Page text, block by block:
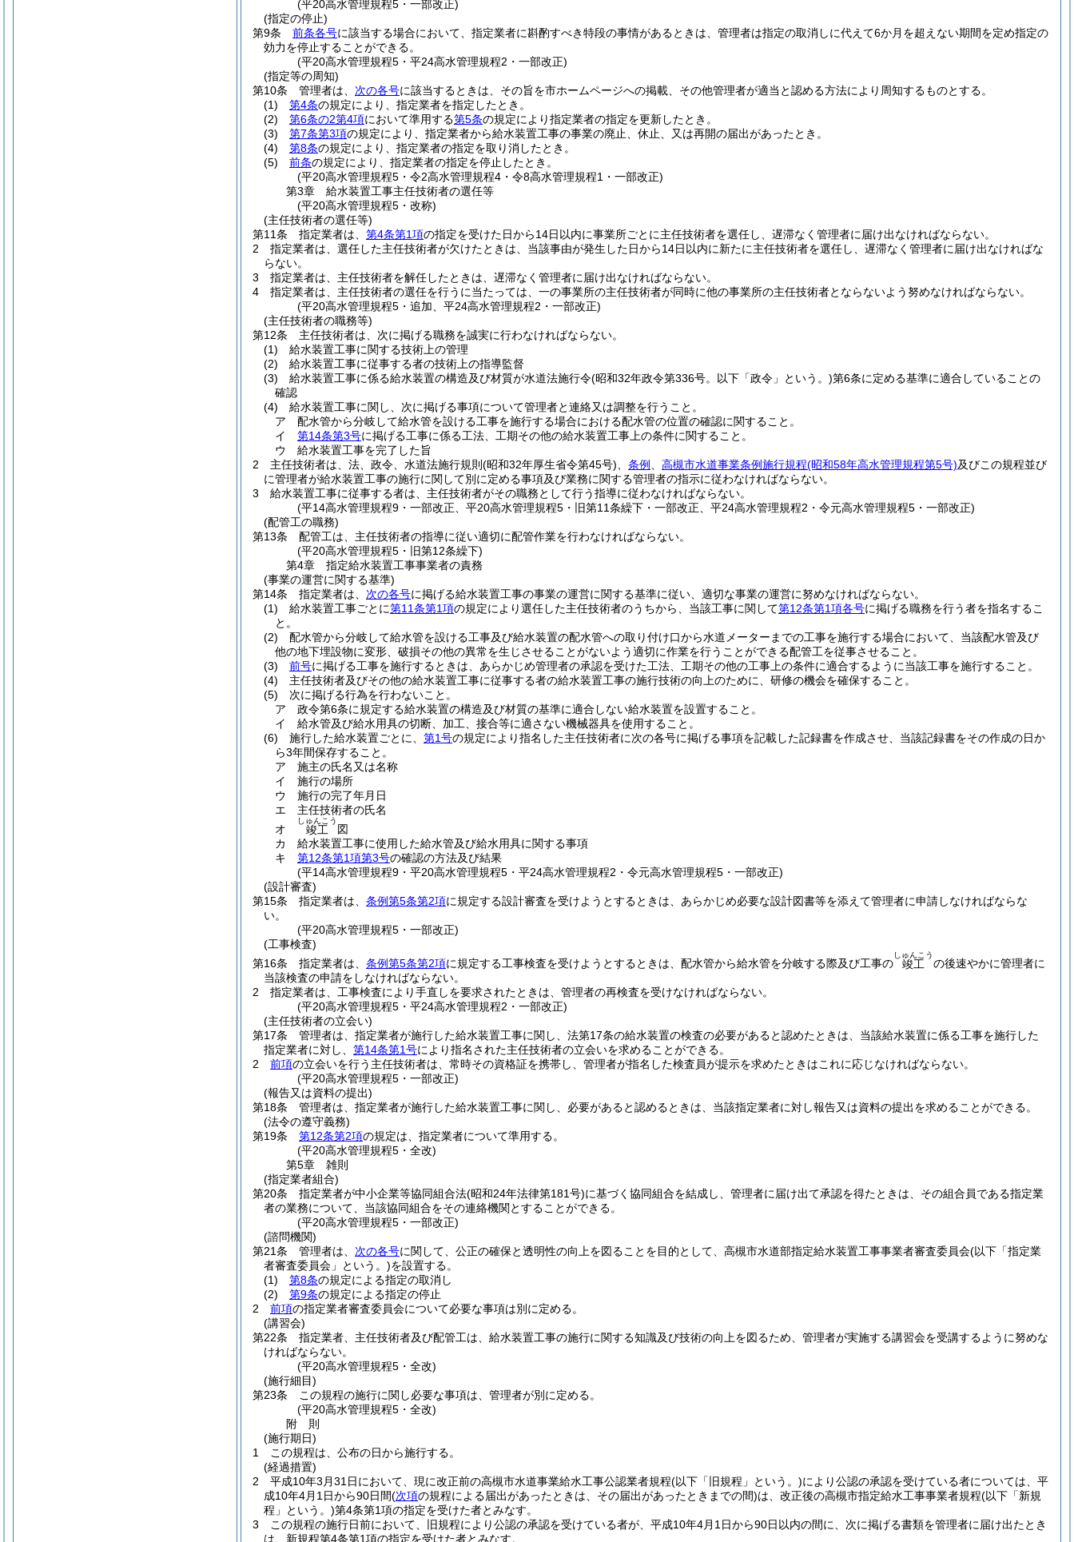
(平20高水管理規程5・一部改正)
(指定の停止)
第9条
前条各号に該当する場合において、指定業者に斟酌すべき特段の事情があるときは、管理者は指定の取消しに代えて6か月を超えない期間を定め指定の
効力を停止することができる。
(平20高水管理規程5・平24高水管理規程2・一部改正)
(指定等の周知)
第10条
管理者は、 次の各号に該当するときは、その旨を市ホームページへの掲載、その他管理者が適当と認める方法により周知するものとする。
(1)
第4条の規定により、指定業者を指定したとき。
(2)
第6条の2第4項において準用する第5条の規定により指定業者の指定を更新したとき。
(3)
第7条第3項の規定により、指定業者から給水装置工事の事業の廃止、休止、又は再開の届出があったとき。
(4)
第8条の規定により、指定業者の指定を取り消したとき。
(5)
前条の規定により、指定業者の指定を停止したとき。
(平20高水管理規程5・令2高水管理規程4・令8高水管理規程1・一部改正)
第3章
給水装置工事主任技術者の選任等
(平20高水管理規程5・改称)
(主任技術者の選任等)
第11条
指定業者は、 第4条第1項の指定を受けた日から14日以内に事業所ごとに主任技術者を選任し、遅滞なく管理者に届け出なければならない。
2
指定業者は、選任した主任技術者が欠けたときは、当該事由が発生した日から14日以内に新たに主任技術者を選任し、遅滞なく管理者に届け出なければな
らない。
3
指定業者は、主任技術者を解任したときは、遅滞なく管理者に届け出なければならない。
4
指定業者は、主任技術者の選任を行うに当たっては、一の事業所の主任技術者が同時に他の事業所の主任技術者とならないよう努めなければならない。
(平20高水管理規程5・追加、平24高水管理規程2・一部改正)
(主任技術者の職務等)
第12条
主任技術者は、次に掲げる職務を誠実に行わなければならない。
(1)
給水装置工事に関する技術上の管理
(2)
給水装置工事に従事する者の技術上の指導監督
(3)
給水装置工事に係る給水装置の構造及び材質が水道法施行令(昭和32年政令第336号。以下「政令」という。)第6条に定める基準に適合していることの
確認
(4)
給水装置工事に関し、次に掲げる事項について管理者と連絡又は調整を行うこと。
ア
配水管から分岐して給水管を設ける工事を施行する場合における配水管の位置の確認に関すること。
イ
第14条第3号に掲げる工事に係る工法、工期その他の給水装置工事上の条件に関すること。
ウ
給水装置工事を完了した旨
2
主任技術者は、法、政令、水道法施行規則 (昭和32年厚生省令第45号) 条例 高槻市水道事業条例施行規程(昭和58年高水管理規程第5号)及びこの規程並び
に管理者が給水装置工事の施行に関して別に定める事項及び業務に関する管理者の指示に従わなければならない。
3
給水装置工事に従事する者は、主任技術者がその職務として行う指導に従わなければならない。
(平14高水管理規程9・一部改正、平20高水管理規程5・旧第11条繰下・一部改正、平24高水管理規程2・令元高水管理規程5・一部改正)
(配管工の職務)
第13条
配管工は、主任技術者の指導に従い適切に配管作業を行わなければならない。
(平20高水管理規程5・旧第12条繰下)
第4章
指定給水装置工事事業者の責務
(事業の運営に関する基準)
第14条
指定業者は、 次の各号に掲げる給水装置工事の事業の運営に関する基準に従い、適切な事業の運営に努めなければならない。
(1)
給水装置工事ごとに第11条第1項の規定により選任した主任技術者のうちから、当該工事に関して第12条第1項各号に掲げる職務を行う者を指名するこ
と。
(2)
配水管から分岐して給水管を設ける工事及び給水装置の配水管への取り付け口から水道メーターまでの工事を施行する場合において、当該配水管及び
他の地下埋設物に変形、破損その他の異常を生じさせることがないよう適切に作業を行うことができる配管工を従事させること。
(3)
前号に掲げる工事を施行するときは、あらかじめ管理者の承認を受けた工法、工期その他の工事上の条件に適合するように当該工事を施行すること。
(4)
主任技術者及びその他の給水装置工事に従事する者の給水装置工事の施行技術の向上のために、研修の機会を確保すること。
(5)
次に掲げる行為を行わないこと。
ア
政令第6条に規定する給水装置の構造及び材質の基準に適合しない給水装置を設置すること。
イ
給水管及び給水用具の切断、加工、接合等に適さない機械器具を使用すること。
(6)
施行した給水装置ごとに、 第1号の規定により指名した主任技術者に次の各号に掲げる事項を記載した記録書を作成させ、当該記録書をその作成の日か
ら3年間保存すること。
ア
施主の氏名又は名称
イ
施行の場所
ウ
施行の完了年月日
エ
主任技術者の氏名
オ
竣工
しゅんこう
図
カ
給水装置工事に使用した給水管及び給水用具に関する事項
キ
第12条第1項第3号の確認の方法及び結果
(平14高水管理規程9・平20高水管理規程5・平24高水管理規程2・令元高水管理規程5・一部改正)
(設計審査)
第15条
指定業者は、 条例第5条第2項に規定する設計審査を受けようとするときは、あらかじめ必要な設計図書等を添えて管理者に申請しなければならな
い。
(平20高水管理規程5・一部改正)
(工事検査)
第16条
指定業者は、 条例第5条第2項に規定する工事検査を受けようとするときは、配水管から給水管を分岐する際及び工事の 竣工
しゅんこう
の後速やかに管理者に
当該検査の申請をしなければならない。
2
指定業者は、工事検査により手直しを要求されたときは、管理者の再検査を受けなければならない。
(平20高水管理規程5・平24高水管理規程2・一部改正)
(主任技術者の立会い)
第17条
管理者は、指定業者が施行した給水装置工事に関し、法第17条の給水装置の検査の必要があると認めたときは、当該給水装置に係る工事を施行した
指定業者に対し、 第14条第1号により指名された主任技術者の立会いを求めることができる。
2
前項の立会いを行う主任技術者は、常時その資格証を携帯し、管理者が指名した検査員が提示を求めたときはこれに応じなければならない。
(平20高水管理規程5・一部改正)
(報告又は資料の提出)
第18条
管理者は、指定業者が施行した給水装置工事に関し、必要があると認めるときは、当該指定業者に対し報告又は資料の提出を求めることができる。
(法令の遵守義務)
第19条
第12条第2項の規定は、指定業者について準用する。
(平20高水管理規程5・全改)
第5章
雑則
(指定業者組合)
第20条
指定業者が中小企業等協同組合法(昭和24年法律第181号)に基づく協同組合を結成し、管理者に届け出て承認を得たときは、その組合員である指定業
者の業務について、当該協同組合をその連絡機関とすることができる。
(平20高水管理規程5・一部改正)
(諮問機関)
第21条
管理者は、 次の各号に関して、公正の確保と透明性の向上を図ることを目的として、高槻市水道部指定給水装置工事事業者審査委員会(以下「指定業
者審査委員会」という。)を設置する。
(1)
第8条の規定による指定の取消し
(2)
第9条の規定による指定の停止
2
前項の指定業者審査委員会について必要な事項は別に定める。
(講習会)
第22条
指定業者、主任技術者及び配管工は、給水装置工事の施行に関する知識及び技術の向上を図るため、管理者が実施する講習会を受講するように努めな
ければならない。
(平20高水管理規程5・全改)
(施行細目)
第23条
この規程の施行に関し必要な事項は、管理者が別に定める。
(平20高水管理規程5・全改)
附 則
(施行期日)
1
この規程は、公布の日から施行する。
(経過措置)
2
平成10年3月31日において、現に改正前の高槻市水道事業給水工事公認業者規程(以下「旧規程」という。)により公認の承認を受けている者については、平
成10年4月1日から90日間(次項の規程による届出があったときは、その届出があったときまでの間)は、改正後の高槻市指定給水工事事業者規程(以下「新規
程」という。)第4条第1項の指定を受けた者とみなす。
3
この規程の施行日前において、旧規程により公認の承認を受けている者が、平成10年4月1日から90日以内の間に、次に掲げる書類を管理者に届け出たとき
は、新規程第4条第1項の指定を受けた者とみなす。